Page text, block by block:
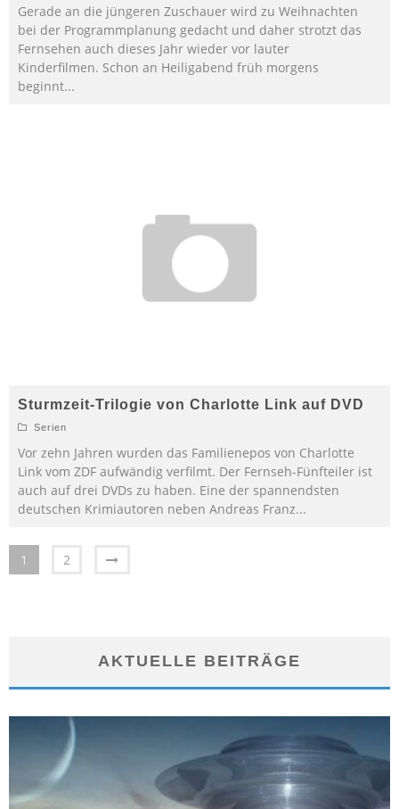
Gerade an die jüngeren Zuschauer wird zu Weihnachten
bei der Programmplanung gedacht und daher strotzt das
Fernsehen auch dieses Jahr wieder vor lauter
Kinderfilmen. Schon an Heiligabend früh morgens
beginnt...
Sturmzeit-Trilogie von Charlotte Link auf DVD
Serien
Vor zehn Jahren wurden das Familienepos von Charlotte
Link vom ZDF aufwändig verfilmt. Der Fernseh-Fünfteiler ist
auch auf drei DVDs zu haben. Eine der spannendsten
deutschen Krimiautoren neben Andreas Franz...
1 2
AKTUELLE BEITRÄGE